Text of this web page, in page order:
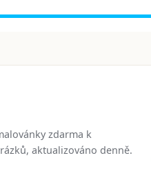
zdarma k
aktualizováno denně.